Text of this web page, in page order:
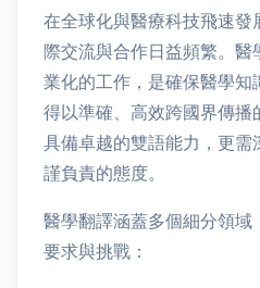
在全球化與醫療科技飛速發
際交流與合作日益頻繁。
業化的工作，是確保醫學
得以準確、高效跨國界傳
具備卓越的雙語能力，更需
謹負責的態度。
醫學翻譯涵蓋多個細分領域
要求與挑戰：